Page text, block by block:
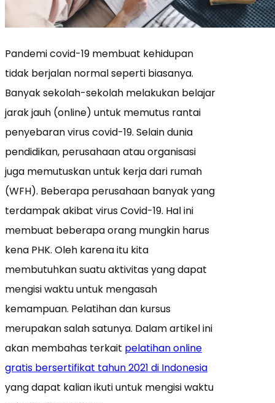
Pandemi covid-19 membuat kehidupan
tidak berjalan normal seperti biasanya.
Banyak sekolah-sekolah melakukan belajar
jarak jauh (online) untuk memutus rantai
penyebaran virus covid-19. Selain dunia
pendidikan, perusahaan atau organisasi
juga memutuskan untuk kerja dari rumah
(WFH). Beberapa perusahaan banyak yang
terdampak akibat virus Covid-19. Hal ini
membuat beberapa orang mungkin harus
kena PHK. Oleh karena itu kita
membutuhkan suatu aktivitas yang dapat
mengisi waktu untuk mengasah
kemampuan. Pelatihan dan kursus
merupakan salah satunya. Dalam artikel ini
akan membahas terkait pelatihan online
gratis bersertifikat tahun 2021 di Indonesia
yang dapat kalian ikuti untuk mengisi waktu